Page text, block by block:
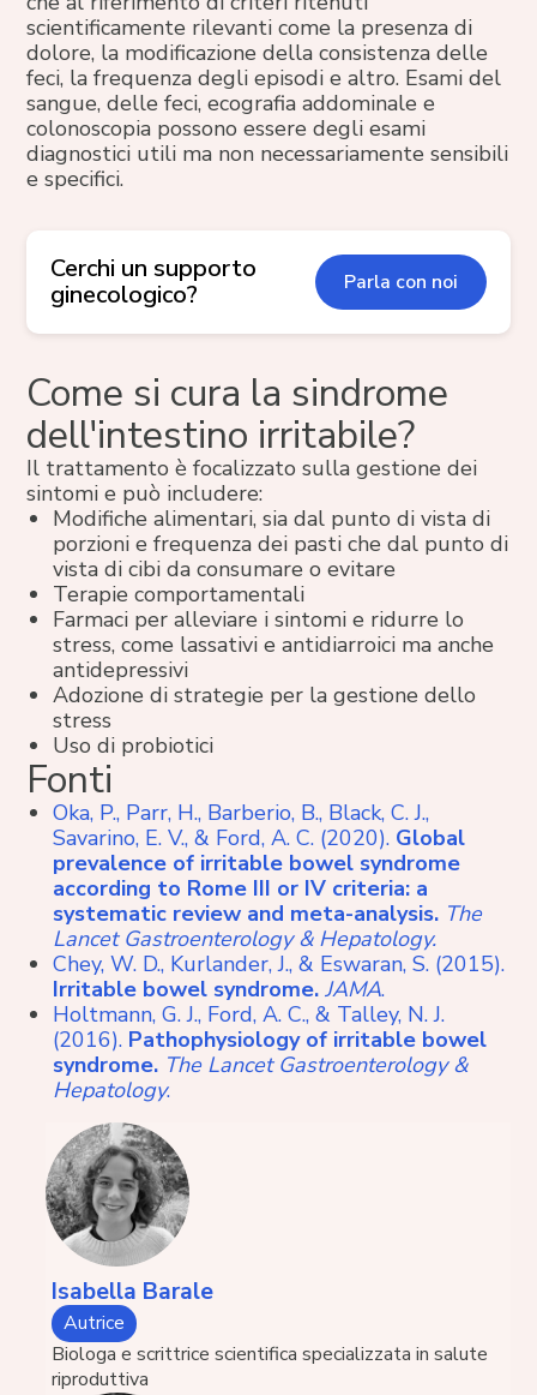
scientificamente rilevanti come la presenza di
dolore, la modificazione della consistenza delle
feci, la frequenza degli episodi e altro. Esami del
sangue, delle feci, ecografia addominale e
colonoscopia possono essere degli esami
diagnostici utili ma non necessariamente sensibili
e specifici.
Cerchi un supporto
ginecologico?
Parla con noi
Come si cura la sindrome
dell'intestino irritabile?
Il trattamento è focalizzato sulla gestione dei
sintomi e può includere:
Modifiche alimentari, sia dal punto di vista di
porzioni e frequenza dei pasti che dal punto di
vista di cibi da consumare o evitare
Terapie comportamentali
Farmaci per alleviare i sintomi e ridurre lo
stress, come lassativi e antidiarroici ma anche
antidepressivi
Adozione di strategie per la gestione dello
stress
Uso di probiotici
Fonti
Oka, P., Parr, H., Barberio, B., Black, C. J.,
Savarino, E. V., & Ford, A. C. (2020). Global
prevalence of irritable bowel syndrome
according to Rome III or IV criteria: a
systematic review and meta-analysis. The
Lancet Gastroenterology & Hepatology.
Chey, W. D., Kurlander, J., & Eswaran, S. (2015).
Irritable bowel syndrome. JAMA.
Holtmann, G. J., Ford, A. C., & Talley, N. J.
(2016). Pathophysiology of irritable bowel
syndrome. The Lancet Gastroenterology &
Hepatology.
Isabella Barale
Autrice
Biologa e scrittrice scientifica specializzata in salute
riproduttiva